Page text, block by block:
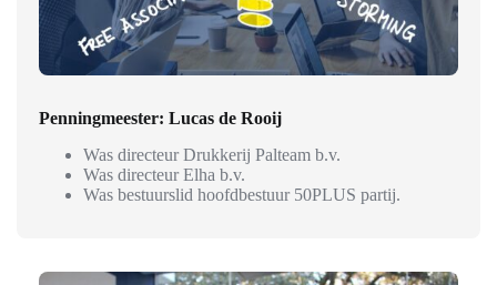
Penningmeester: Lucas de Rooij
Was directeur Drukkerij Palteam b.v.
Was directeur Elha b.v.
Was bestuurslid hoofdbestuur 50PLUS partij.